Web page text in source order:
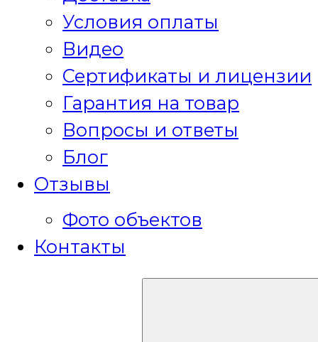
Условия оплаты
Видео
Сертификаты и лицензии
Гарантия на товар
Вопросы и ответы
Блог
Отзывы
Фото объектов
Контакты